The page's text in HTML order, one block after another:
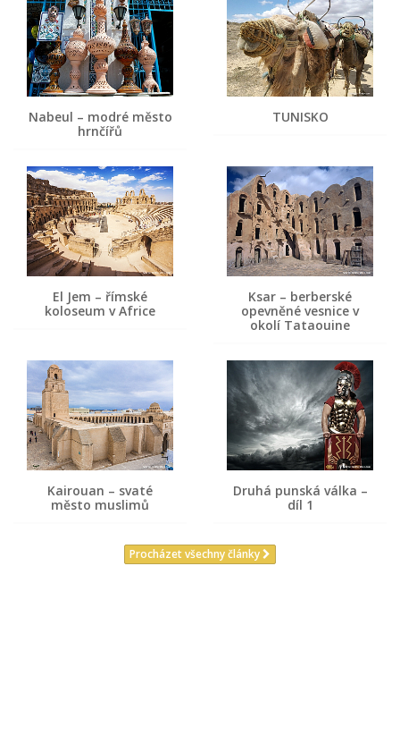
Nabeul – modré město
hrnčířů
TUNISKO
El Jem – římské
koloseum v Africe
Ksar – berberské
opevněné vesnice v
okolí Tataouine
Kairouan – svaté
město muslimů
Druhá punská válka –
díl 1
Procházet všechny články